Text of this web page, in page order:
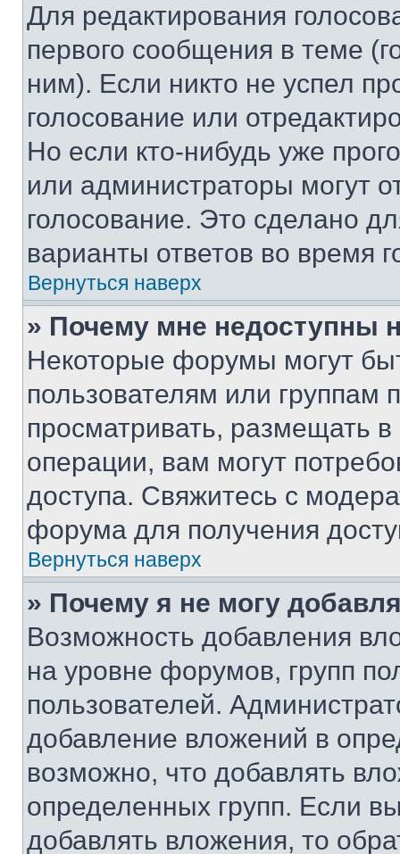
Для редактирования
первого сообщения в теме
ним). Если никто не успел
голосование или
Но если кто-нибудь уже
или администраторы могут
голосование. Это сделано
варианты ответов во время
Вернуться наверх
» Почему мне недоступны
Некоторые форумы могут
пользователям или группам
просматривать, размещать
операции, вам могут
доступа. Свяжитесь с
форума для получения
Вернуться наверх
» Почему я не могу
Возможность добавления
на уровне форумов, групп
пользователей.
добавление вложений в
возможно, что добавлять
определенных групп. Если
добавлять вложения, то